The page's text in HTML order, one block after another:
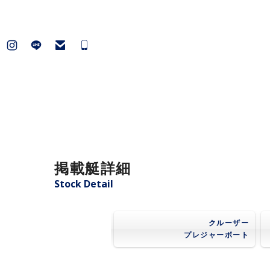
掲載艇詳細
Stock Detail
クルーザー
プレジャーボート